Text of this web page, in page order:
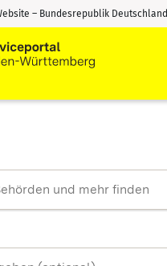
springen
springen
– Bundesrepublik Deutschland